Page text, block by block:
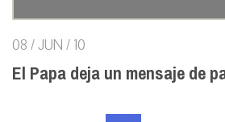
08 / JUN / 10
El Papa deja un mensaje de